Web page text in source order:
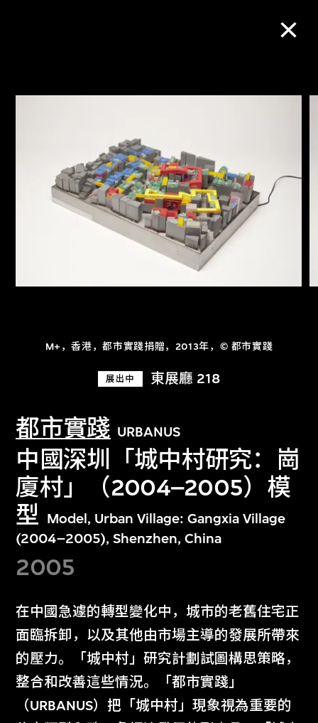
M+，香港，都市實踐捐贈，2013年，© 都市實踐
展出中 東展廳 218
都市實踐 URBANUS
中國深圳「城中村研究：崗
廈村」（2004–2005）模
型 Model, Urban Village: Gangxia Village
(2004–2005), Shenzhen, China
2005
在中國急遽的轉型變化中，城市的老舊住宅正
面臨拆卸，以及其他由市場主導的發展所帶來
的壓力。「城中村」研究計劃試圖構思策略，
整合和改善這些情況。「都市實踐」
（URBANUS）把「城中村」現象視為重要的
关于M+藏品
探索世界顶级的二十及二十一世纪视觉
文化藏品。